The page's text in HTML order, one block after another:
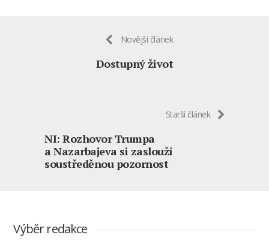
Novější článek
Dostupný život
Starší článek
NI: Rozhovor Trumpa
a Nazarbajeva si zaslouží
soustředěnou pozornost
Výběr redakce